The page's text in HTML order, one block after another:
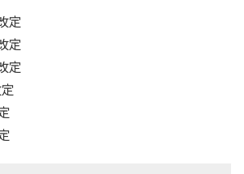
定
定
定